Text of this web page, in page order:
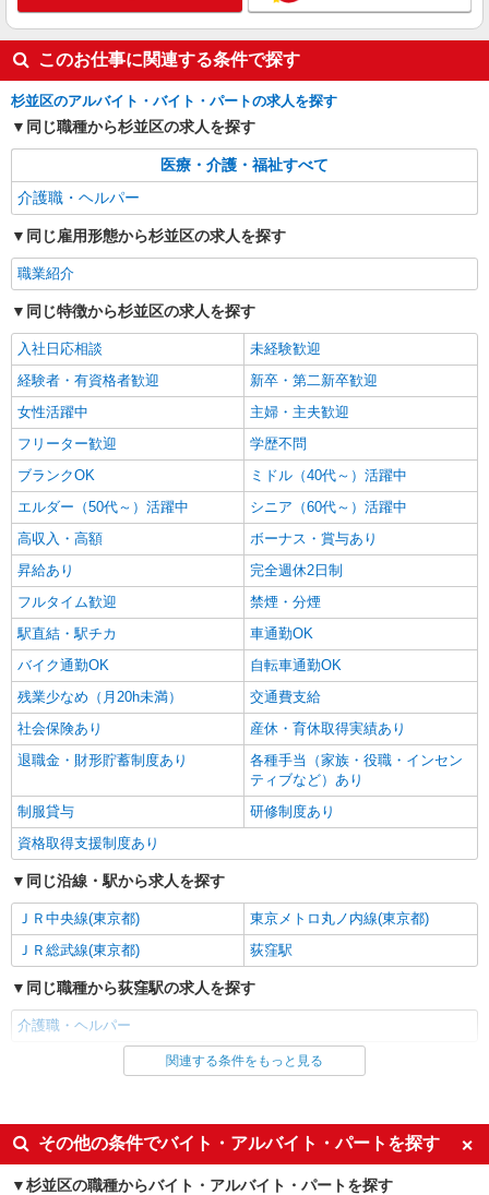
みます。 ※居住支援特別手当は勤続5年目までの
方はさらに1万円支給（再入社は除く） ◎賞与：
基本給2.08ヶ月分/年支給 ◎残業時は別途時間外手
当支給（超過1分〜）
キープ 詳細を見る
アスケア訪問入浴 杉並
訪問入浴の介護職員（運転あり）
【月給】 285,000円〜 【別途支給】 ・交通費
支給（30,000円上限/月） ・家族手当（子供1名に
施） ・賞与（夏・冬の年2回） ・残業代全額支給
・退職金制度あり ・キャリアステップ年収モデル
事業所長（平均勤続年数10年 2〜3年で所長にな
る人もいます！）500万円 ブロック長（平均勤続
丁目40-18 第3志村ビル301号室
詳細を見る
パート
パナソニック エイジフリーケアセンター荻窪
デイサービス／介護職／パート
時給1,282円〜1,346円 ※経験・能力・資格等
による その他資格 時給1,282円 社会福祉士・介護
福祉士 時給1,346円 【東京都居住支援特別手当】
別途支給 月額2万円！ ＊支給対象は所定労働時間
週20時間以上の雇用契約者に限る ※一律処遇改善
加算含む 〇時間外勤務手当 〇土日祝勤務手当 〇
無事故無違反表彰金 〇年末年始勤務手当
パナソニック エイジフリーケアセンター荻窪
東京都杉並区上荻1-18-6 シェモア荻窪デ・プレ
キープ 詳細を見る
このお仕事に関連する条件で探す
杉並区のアルバイト・バイト・パートの求人を探す
同じ職種から杉並区の求人を探す
医療・介護・福祉すべて
介護職・ヘルパー
同じ雇用形態から杉並区の求人を探す
職業紹介
同じ特徴から杉並区の求人を探す
入社日応相談
未経験歓迎
経験者・有資格者歓迎
新卒・第二新卒歓迎
女性活躍中
主婦・主夫歓迎
フリーター歓迎
学歴不問
ブランクOK
ミドル（40代～）活躍中
エルダー（50代～）活躍中
シニア（60代～）活躍中
高収入・高額
ボーナス・賞与あり
昇給あり
完全週休2日制
フルタイム歓迎
禁煙・分煙
駅直結・駅チカ
車通勤OK
バイク通勤OK
自転車通勤OK
残業少なめ（月20h未満）
交通費支給
社会保険あり
産休・育休取得実績あり
退職金・財形貯蓄制度あり
各種手当（家族・役職・インセン
ティブなど）あり
制服貸与
研修制度あり
資格取得支援制度あり
同じ沿線・駅から求人を探す
ＪＲ中央線(東京都)
東京メトロ丸ノ内線(東京都)
ＪＲ総武線(東京都)
荻窪駅
同じ職種から荻窪駅の求人を探す
介護職・ヘルパー
同じ雇用形態から荻窪駅の求人を探す
同じ特徴から荻窪駅の求人を探す
入社日応相談
未経験歓迎
関連する条件をもっと見る
その他の条件でバイト・アルバイト・パートを探す
杉並区の職種からバイト・アルバイト・パートを探す